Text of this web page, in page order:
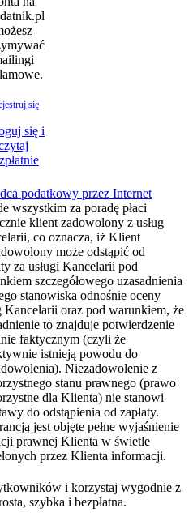
się
się i
podatkowy przez Internet
wszystkim za poradę płaci
klient zadowolony z usług
co oznacza, iż Klient
może odstąpić od
za usługi Kancelarii pod
szczegółowego uzasadnienia
stanowiska odnośnie oceny
Kancelarii oraz pod warunkiem, że
to znajduje potwierdzenie
faktycznym (czyli że
istnieją powodu do
Niezadowolenie z
stanu prawnego (prawo
dla Klienta) nie stanowi
do odstąpienia od zapłaty.
jest objęte pełne wyjaśnienie
prawnej Klienta w świetle
przez Klienta informacji.
i korzystaj wygodnie z
szybka i bezpłatna.